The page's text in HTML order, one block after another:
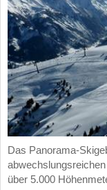
Das Panorama-
über 5.000